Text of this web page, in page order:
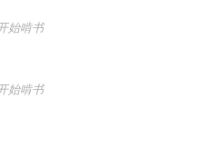
始啃书
始啃书